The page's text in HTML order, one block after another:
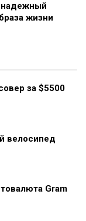
надежный
жизни
за $5500
велосипед
Gram